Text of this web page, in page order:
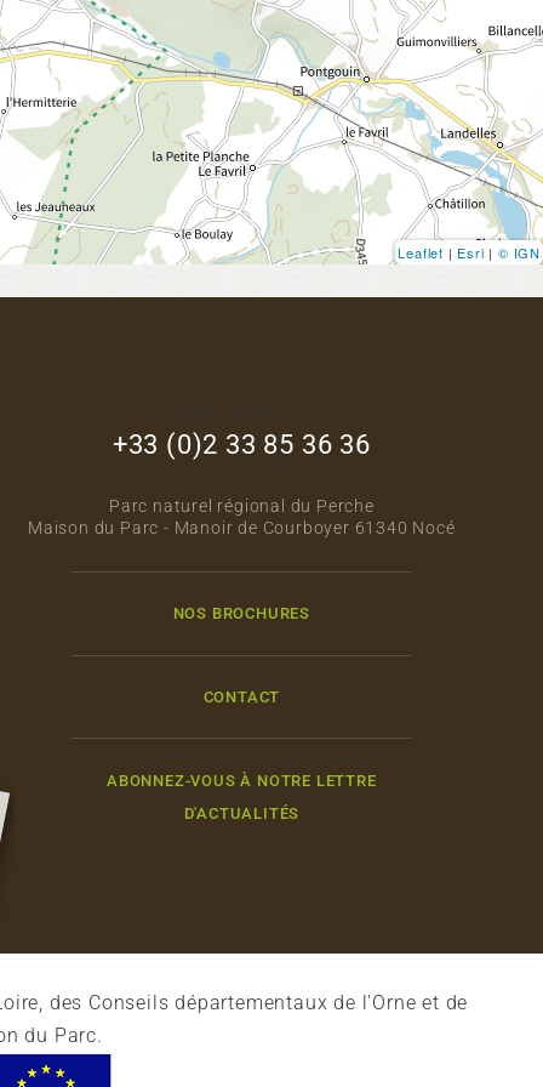
Leaflet | Esri | © IGN
+33 (0)2 33 85 36 36
Parc naturel régional du Perche
Maison du Parc - Manoir de Courboyer 61340 Nocé
NOS BROCHURES
CONTACT
ABONNEZ-VOUS À NOTRE LETTRE
D'ACTUALITÉS
des Conseils départementaux de l'Orne et de
du Parc.